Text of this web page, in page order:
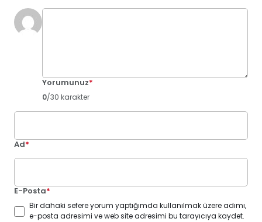
Yorumunuz*
0/30 karakter
Ad*
E-Posta*
Bir dahaki sefere yorum yaptığımda kullanılmak üzere adımı,
e-posta adresimi ve web site adresimi bu tarayıcıya kaydet.